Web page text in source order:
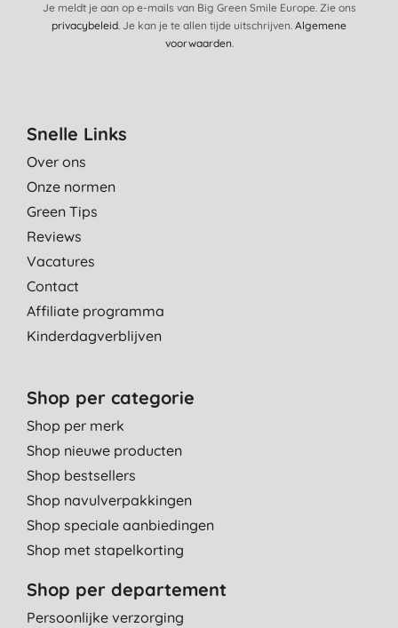
Je meldt je aan op e-mails van Big Green Smile Europe. Zie ons
privacybeleid. Je kan je te allen tijde uitschrijven. Algemene
voorwaarden.
Snelle Links
Over ons
Onze normen
Green Tips
Reviews
Vacatures
Contact
Affiliate programma
Kinderdagverblijven
Shop per categorie
Shop per merk
Shop nieuwe producten
Shop bestsellers
Shop navulverpakkingen
Shop speciale aanbiedingen
Shop met stapelkorting
Shop per departement
Persoonlijke verzorging